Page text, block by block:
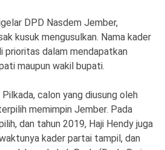
DPD Nasdem Jember,
kusuk mengusulkan. Nama kader
prioritas dalam mendapatkan
maupun wakil bupati.
Pilkada, calon yang diusung oleh
memimpin Jember. Pada
dan tahun 2019, Haji Hendy juga
kader partai tampil, dan